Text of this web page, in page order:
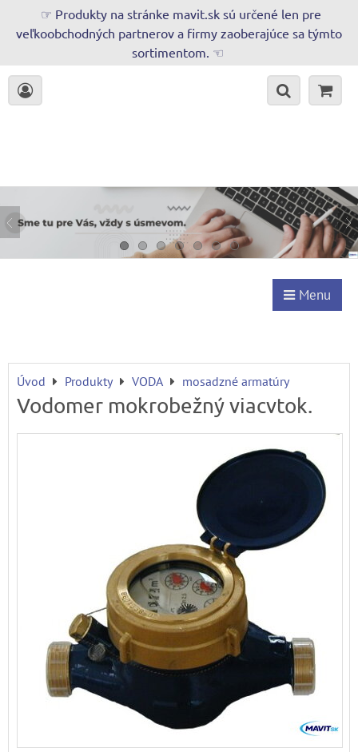
☞ Produkty na stránke mavit.sk sú určené len pre
veľkoobchodných partnerov a firmy zaoberajúce sa týmto
sortimentom. ☜
Menu
Úvod Produkty VODA mosadzné armatúry
Vodomer mokrobežný viacvtok.